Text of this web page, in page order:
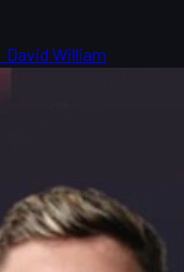
David William
ャー：CS2アン
で見せたアンカーと
の課題と優勝への鍵
介。